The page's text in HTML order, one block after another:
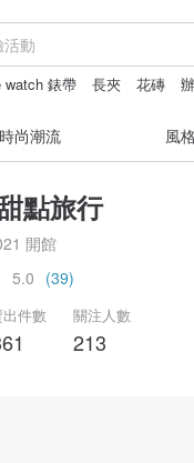
watch 錶帶 長夾 花磚
時尚潮流 風
點旅行
開館
5.0 (39)
件數 關注人數
213